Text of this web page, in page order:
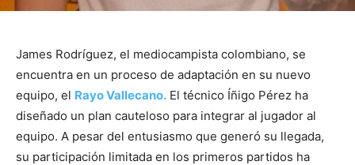
James Rodríguez, el mediocampista colombiano, se
encuentra en un proceso de adaptación en su nuevo
equipo, el Rayo Vallecano. El técnico Íñigo Pérez ha
diseñado un plan cauteloso para integrar al jugador al
equipo. A pesar del entusiasmo que generó su llegada,
su participación limitada en los primeros partidos ha